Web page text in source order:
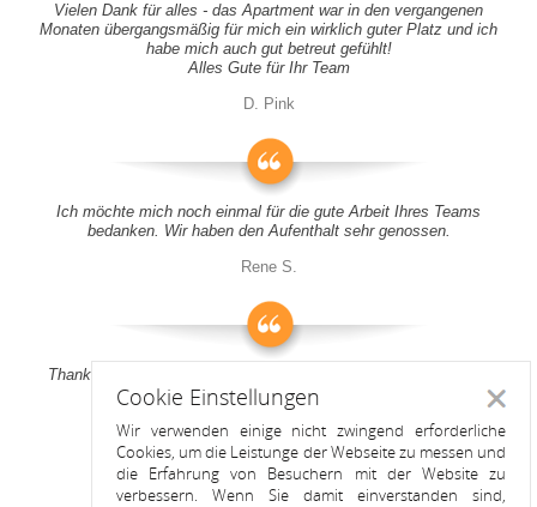
Vielen Dank für alles - das Apartment war in den vergangenen
Monaten übergangsmäßig für mich ein wirklich guter Platz und ich
habe mich auch gut betreut gefühlt!
Alles Gute für Ihr Team
D. Pink
Ich möchte mich noch einmal für die gute Arbeit Ihres Teams
bedanken. Wir haben den Aufenthalt sehr genossen.
Rene S.
Thank you all for your support! It was a pleasure to stay at your
apartment
Anitah S.
Cookie Einstellungen
Wir verwenden einige nicht zwingend erforderliche
Cookies, um die Leistunge der Webseite zu messen und
die Erfahrung von Besuchern mit der Website zu
verbessern. Wenn Sie damit einverstanden sind,